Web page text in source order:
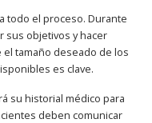
todo el proceso. Durante
sus objetivos y hacer
tamaño deseado de los
es clave.
su historial médico para
deben comunicar